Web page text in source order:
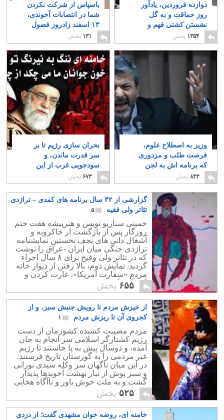
دوازده فروردین، یادآور
روز حماقت و به گل
نشستن کشتی فهم و
شعور ایرانی است
۱۳۵۴ پخش
باسپاس از شرکت نکردن
شما در انتصابات آخوندی،
۱۳ اسفند زادروز فضول
محله را فراموش نفرمایید
۱
۱۳۱ پخش
وزیر به اصطلاح علوم،
فرصت طلب و مزدوری
که برنامه اش به لجن
کشیدن دانشگاه است
۸۴۳ پخش
بحران سازی رژیم تا بر
سر قدرت ماندن، و
سودجویی غرب از این
بازار آشفته
۶۷۳ پخش
گزارشی از ۳۲ سال برنامه های کمدی – تراژدی
تئاتر ولی فقیه
۵
خمینی سناریو نویس و هنرپیشه هفت ختم
روزگار پس از بازگشت از خاکروبه و
آشغال دانی های نجف نخستین نمایشنامه
تراژدی جنگی میان ایران -عراق را نوشت
که در تئاتر ولی وقیح برای ۸ سال اجراء
گردید. نمایش دوم، بالا رفتن از دیوار خانه
مردم «سفارت آمریکا»، غارت کردن و
بود...
۶۵۵ پخش
از خیزش مردم تا رویش جنبش سبز، و از
کجروی آن تا ریزش مردم
۱
مردم مصیبت کشیده کشورمان از دست
رژیم کشتارگر اسلامی سر انجام به جان
آمده، و دوسال پیش به پا خاستند تا رژیم
غیر مردمی را به گورستان تاریخ فرستند.
در این میان ناگهان سر وکله سیدی نورانی
و سبز پوش از تبار بهشت آخوندها پدیدار
گشت و به ملت خوش باور و ناآگاه هخایی
وعده پیروزی و رسیدن به بهشت خمینی
داد.
۵۲۵ پخش
خامنه ای، روضه خوان مشهدی گفت؛ از دزدی